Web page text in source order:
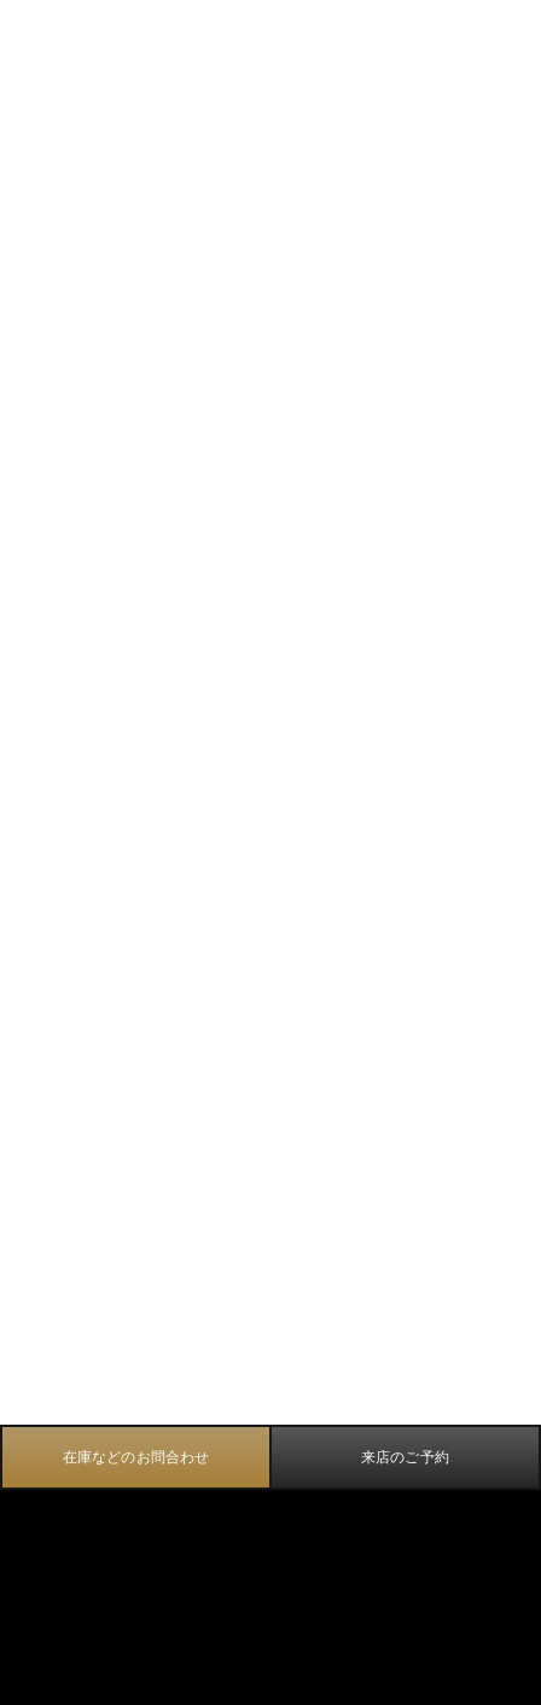
在庫などのお問合わせ 来店のご予約